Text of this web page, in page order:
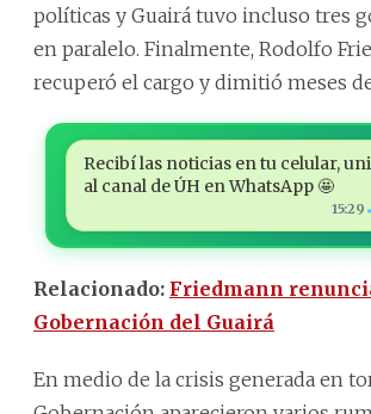
políticas y Guairá tuvo incluso tres
en paralelo. Finalmente, Rodolfo
recuperó el cargo y dimitió meses
Recibí las noticias en tu celular,
al canal de ÚH en WhatsApp 🤩
15:29
Relacionado: Friedmann
Gobernación del Guairá
En medio de la crisis generada en